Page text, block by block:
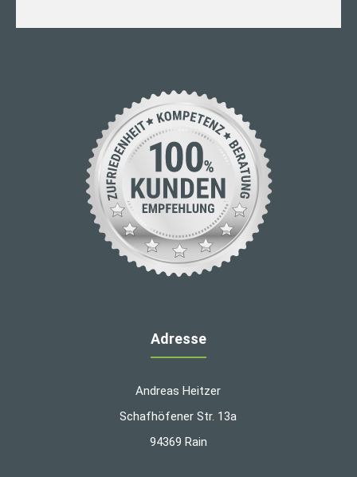
Adresse
Andreas Heitzer
Schafhöfener Str. 13a
94369 Rain